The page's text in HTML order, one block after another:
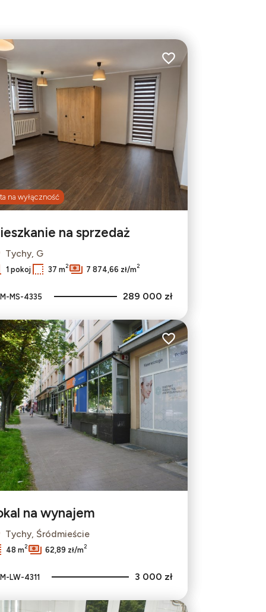
na wyłączność
Dodaj do ulubionych
na sprzedaż
Tychy, G
1 pokoj 37 m2 7 874,66 zł/m2
MS-4335 289 000 zł
Dodaj do ulubionych
na wynajem
Tychy, Śródmieście
48 m2 62,89 zł/m2
LW-4311 3 000 zł